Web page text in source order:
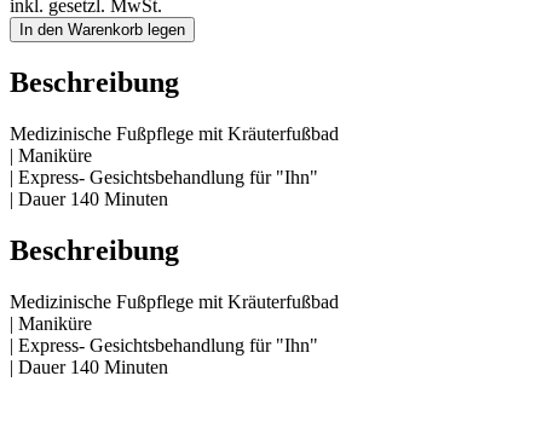
inkl. gesetzl. MwSt.
In den Warenkorb legen
Beschreibung
Medizinische Fußpflege mit Kräuterfußbad
| Maniküre
| Express- Gesichtsbehandlung für "Ihn"
| Dauer 140 Minuten
Beschreibung
Medizinische Fußpflege mit Kräuterfußbad
| Maniküre
| Express- Gesichtsbehandlung für "Ihn"
| Dauer 140 Minuten